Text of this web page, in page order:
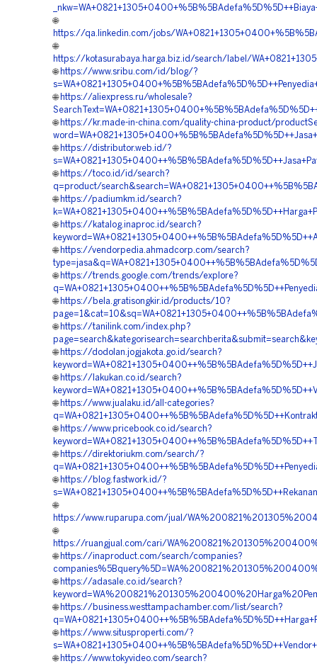
🌐
https://qa.linkedin.com/jobs/
🌐
https://kotasurabaya.harga.biz.id/search/label/
🌐 https://www.sribu.com/id/blog/?
🌐 https://aliexpress.ru/wholesale?
🌐 https://kr.made-in-china.com/quality-china-product/
🌐 https://distributor.web.id/?
🌐 https://toco.id/id/search?
q=product/
🌐 https://padiumkm.id/search?
🌐 https://katalog.inaproc.id/search?
🌐 https://vendorpedia.ahmadcorp.com/search?
🌐 https://trends.google.com/trends/explore?
🌐 https://bela.gratisongkir.id/products/10?
🌐 https://tanilink.com/index.php?
🌐 https://dodolan.jogjakota.go.id/search?
🌐 https://lakukan.co.id/search?
🌐 https://www.jualaku.id/all-categories?
🌐 https://www.pricebook.co.id/search?
🌐 https://direktoriukm.com/search/?
🌐 https://blog.fastwork.id/?
🌐
https://www.ruparupa.com/jual/
🌐
https://ruangjual.com/cari/
🌐 https://inaproduct.com/search/companies?
🌐 https://adasale.co.id/search?
🌐 https://business.westtampachamber.com/list/search?
🌐 https://www.situsproperti.com/?
🌐 https://www.tokyvideo.com/search?